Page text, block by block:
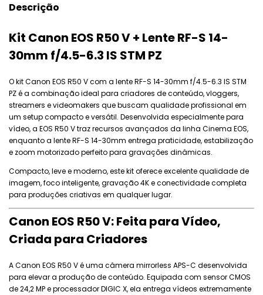
Descrição
Kit Canon EOS R50 V + Lente RF-S 14-
30mm f/4.5-6.3 IS STM PZ
O kit Canon EOS R50 V com a lente RF-S 14-30mm f/4.5-6.3 IS STM
PZ é a combinação ideal para criadores de conteúdo, vloggers,
streamers e videomakers que buscam qualidade profissional em
um setup compacto e versátil. Desenvolvida especialmente para
vídeo, a EOS R50 V traz recursos avançados da linha Cinema EOS,
enquanto a lente RF-S 14-30mm entrega praticidade, estabilização
e zoom motorizado perfeito para gravações dinâmicas.
Compacto, leve e moderno, este kit oferece excelente qualidade de
imagem, foco inteligente, gravação 4K e conectividade completa
para produções criativas em qualquer lugar.
Canon EOS R50 V: Feita para Vídeo,
Criada para Criadores
A Canon EOS R50 V é uma câmera mirrorless APS-C desenvolvida
para elevar a produção de conteúdo. Equipada com sensor CMOS
de 24,2 MP e processador DIGIC X, ela entrega vídeos extremamente